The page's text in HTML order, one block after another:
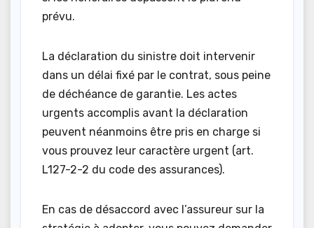
prévu.
La déclaration du sinistre doit intervenir
dans un délai fixé par le contrat, sous peine
de déchéance de garantie. Les actes
urgents accomplis avant la déclaration
peuvent néanmoins être pris en charge si
vous prouvez leur caractère urgent (art.
L127-2-2 du code des assurances).
En cas de désaccord avec l’assureur sur la